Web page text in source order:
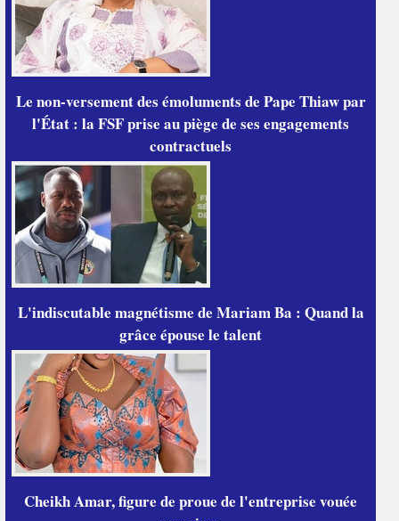
Le non-versement des émoluments de Pape Thiaw par
l'État : la FSF prise au piège de ses engagements
contractuels
L'indiscutable magnétisme de Mariam Ba : Quand la
grâce épouse le talent
Cheikh Amar, figure de proue de l'entreprise vouée